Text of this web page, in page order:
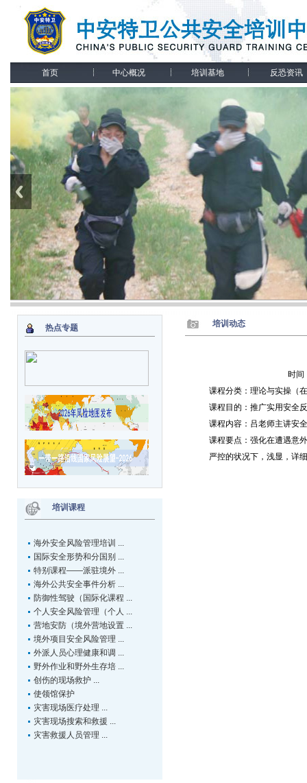
首页 中心概况 培训基地 反恐资讯
热点专题
培训课程
海外安全风险管理培训 ...
国际安全形势和分国别 ...
特别课程——派驻境外 ...
海外公共安全事件分析 ...
防御性驾驶（国际化课程 ...
个人安全风险管理（个人 ...
营地安防（境外营地设置 ...
境外项目安全风险管理 ...
外派人员心理健康和调 ...
野外作业和野外生存培 ...
创伤的现场救护 ...
使领馆保护
灾害现场医疗处理 ...
灾害现场搜索和救援 ...
灾害救援人员管理 ...
培训动态
时
课程分类：理论与实操（
课程目的：推广实用安全
课程内容：吕老师主讲安
课程要点：强化在遭遇意
严控的状况下，浅显，详